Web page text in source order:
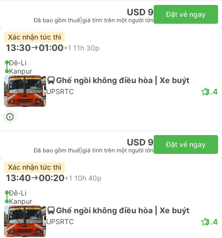
USD 9
Đã bao gồm thuế giá tính trên một người lớn
Đặt vé ngay
Xác nhận tức thì
13:30 01:00+1 11h 30p
Đê-Li
Kanpur
Ghế ngồi không điều hòa | Xe buýt
UPSRTC 3.4
USD 9
Đã bao gồm thuế giá tính trên một người lớn
Đặt vé ngay
Xác nhận tức thì
13:40 00:20+1 10h 40p
Đê-Li
Kanpur
Ghế ngồi không điều hòa | Xe buýt
UPSRTC 3.4